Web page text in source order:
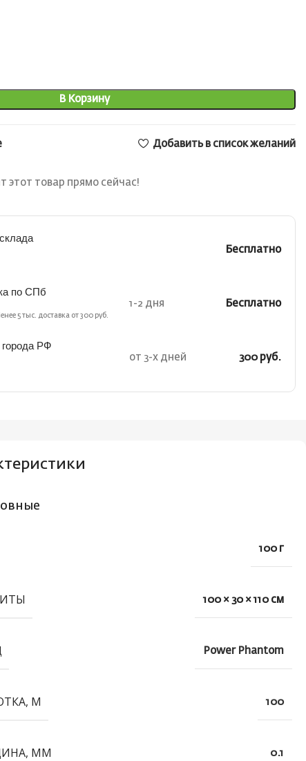
В Корзину
Добавить в список желаний
этот товар прямо сейчас!
Бесплатно
по СПб
5 тыс. доставка от 300 руб.
1-2 дня Бесплатно
города РФ
от 3-х дней 300 руб.
100 г
100 × 30 × 110 см
Power Phantom
М 100
ММ 0.1